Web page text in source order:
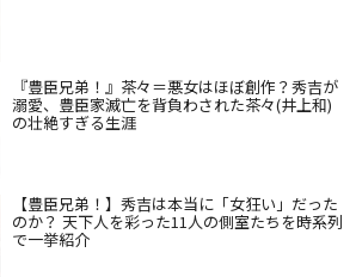
『豊臣兄弟！』茶々＝悪女はほぼ創作？秀吉が
溺愛、豊臣家滅亡を背負わされた茶々(井上和)
の壮絶すぎる生涯
【豊臣兄弟！】秀吉は本当に「女狂い」だった
のか？ 天下人を彩った11人の側室たちを時系列
で一挙紹介